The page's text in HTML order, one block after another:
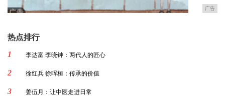
广告
热点排行
1
李达富 李晓钟：两代人的匠心
2 徐红兵 徐晖桓：传承的价值
3 姜伍月：让中医走进日常